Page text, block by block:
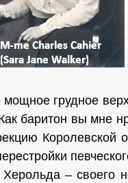
мощное грудное
баритон вы мне
Королевс­кой
– своего